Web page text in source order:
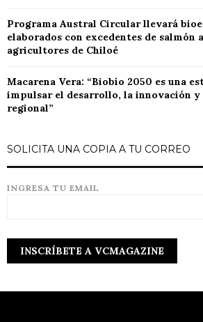
Programa Austral Circular llevará
elaborados con excedentes de salmón
agricultores de Chiloé
Macarena Vera: “Biobío 2050 es una
impulsar el desarrollo, la innovación
regional”
SOLICITA UNA COPIA A TU CORREO
INGRESA TU EMAIL